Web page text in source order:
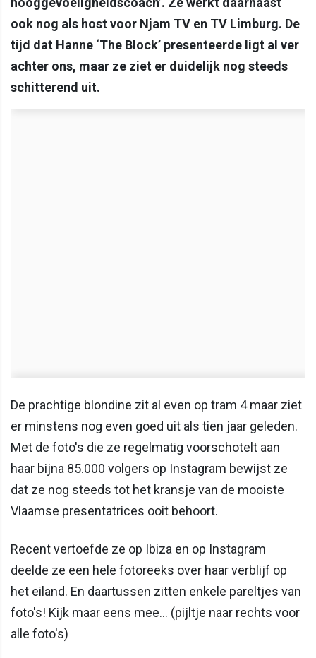
ook nog als host voor Njam TV en TV Limburg. De
tijd dat Hanne ‘The Block’ presenteerde ligt al ver
achter ons, maar ze ziet er duidelijk nog steeds
schitterend uit.
De prachtige blondine zit al even op tram 4 maar ziet
er minstens nog even goed uit als tien jaar geleden.
Met de foto's die ze regelmatig voorschotelt aan
haar bijna 85.000 volgers op Instagram bewijst ze
dat ze nog steeds tot het kransje van de mooiste
Vlaamse presentatrices ooit behoort.
Recent vertoefde ze op Ibiza en op Instagram
deelde ze een hele fotoreeks over haar verblijf op
het eiland. En daartussen zitten enkele pareltjes van
foto's! Kijk maar eens mee... (pijltje naar rechts voor
alle foto's)